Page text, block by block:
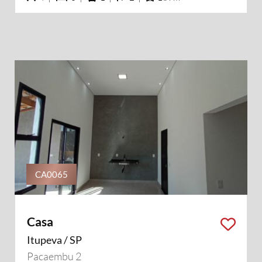
CA0065
Casa
Itupeva / SP
Pacaembu 2